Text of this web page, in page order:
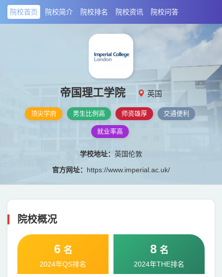
院校首页 院校简介 院校排名 院校资讯 院校问答
帝国理工学院 英国
顶尖学府 男生比例高 师资雄厚 交通便利
就业率高
学校地址： 英国伦敦
官方网址： https://www.imperial.ac.uk/
院校概况
6 名
2024年QS排名
8 名
2024年THE排名